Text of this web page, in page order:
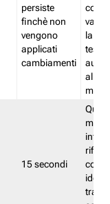
persiste
finchè non
vengono
applicati
cambiamenti
la
test.
15 secondi